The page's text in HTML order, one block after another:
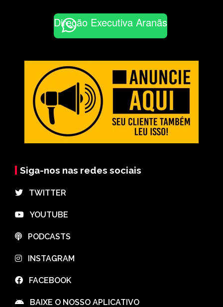
Direção Executiva Aranãs
Siga-nos nas redes sociais
⠀TWITTER
⠀YOUTUBE
⠀PODCASTS
⠀INSTAGRAM
⠀FACEBOOK
⠀BAIXE O NOSSO APLICATIVO